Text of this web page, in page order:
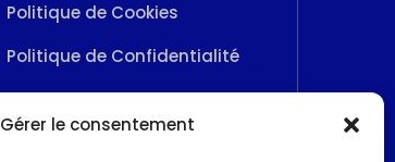
Gérer le consentement
Politique de Cookies
Politique de Confidentialité